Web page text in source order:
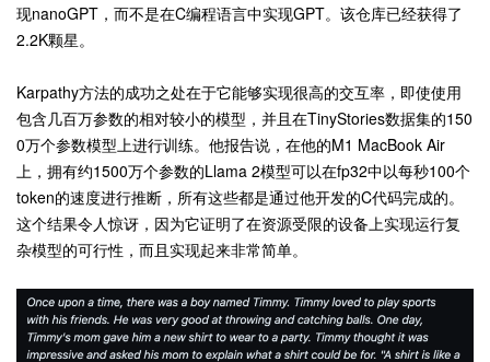
现nanoGPT，而不是在C编程语言中实现GPT。该仓库已经获得了
2.2K颗星。
Karpathy方法的成功之处在于它能够实现很高的交互率，即使使用
包含几百万参数的相对较小的模型，并且在TinyStories数据集的150
0万个参数模型上进行训练。他报告说，在他的M1 MacBook Air
上，拥有约1500万个参数的Llama 2模型可以在fp32中以每秒100个
token的速度进行推断，所有这些都是通过他开发的C代码完成的。
这个结果令人惊讶，因为它证明了在资源受限的设备上实现运行复
杂模型的可行性，而且实现起来非常简单。